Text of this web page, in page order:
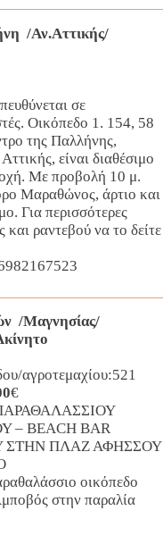
/Αν.Αττικής/
σε
Οικόπεδο 1. 154, 58
της Παλλήνης,
είναι διαθέσιμο
Με προβολή 10 μ.
Μαραθώνος, άρτιο και
Για περισσότερες
και ραντεβού να το δείτε
/Μαγνησίας/
αγροτεμαχίου:521
€
– BEACH BAR
ΣΤΗΝ ΠΛΑΖ ΑΦΗΣΣΟΥ
οικόπεδο
στην παραλία